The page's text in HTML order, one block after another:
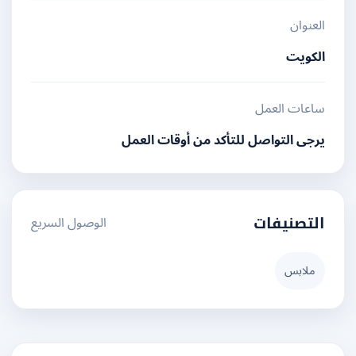
العنوان
الكويت
ساعات العمل
يرجى التواصل للتأكد من أوقات العمل
التصنيفات الوصول السريع
ملابس